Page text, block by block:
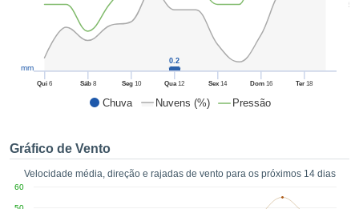
a
o
no
como
CONFIGURAÇÕES
Chuva Nuvens (%) Pressão
50
Qui 6 Sáb8 Seg10 Qua12 Sex 14 Dom16 Ter 18
mm
0.2
Gráfico de Vento
Velocidade média, direção e rajadas de vento para os próximos 14 dias
60